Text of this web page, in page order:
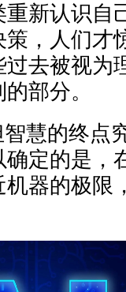
新认识自
，人们才
去被视为
部分。
的终点
定的是，
器的极限